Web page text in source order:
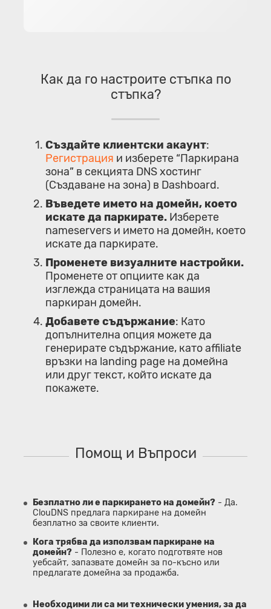
Как да го настроите стъпка по
стъпка?
Създайте клиентски акаунт:
Регистрация и изберете “Паркирана
зона” в секцията DNS хостинг
(Създаване на зона) в Dashboard.
Въведете името на домейн, което
искате да паркирате. Изберете
nameservers и името на домейн, което
искате да паркирате.
Променете визуалните настройки.
Променете от опциите как да
изглежда страницата на вашия
паркиран домейн.
Добавете съдържание: Като
допълнителна опция можете да
генерирате съдържание, като affiliate
връзки на landing page на домейна
или друг текст, който искате да
покажете.
Помощ и Въпроси
Безплатно ли е паркирането на домейн? - Да.
ClouDNS предлага паркиране на домейн
безплатно за своите клиенти.
Кога трябва да използвам паркиране на
домейн? - Полезно е, когато подготвяте нов
уебсайт, запазвате домейн за по-късно или
предлагате домейна за продажба.
Необходими ли са ми технически умения, за да